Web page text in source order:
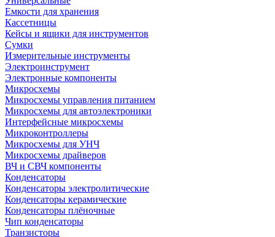
Емкости для хранения
Кассетницы
Кейсы и ящики для инструментов
Сумки
Измерительные инструменты
Электроинструмент
Электронные компоненты
Микросхемы
Микросхемы управления питанием
Микросхемы для автоэлектроники
Интерфейсные микросхемы
Микроконтроллеры
Микросхемы для УНЧ
Микросхемы драйверов
ВЧ и СВЧ компоненты
Конденсаторы
Конденсаторы электролитические
Конденсаторы керамические
Конденсаторы плёночные
Чип конденсаторы
Транзисторы